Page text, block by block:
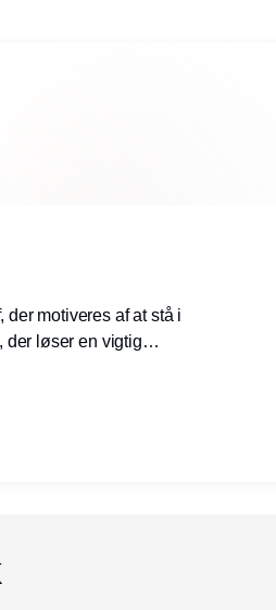
motiveres af at stå i
der løser en vigtig